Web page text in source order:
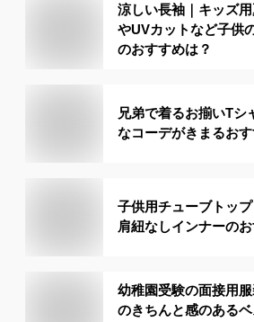
涼しい長袖｜キッズ
やUVカットなど子供
のおすすめは？
兄弟で着るお揃いTシ
なコーデがきまるおす
子供用チューブトッ
肩紐なしインナーの
幼稚園受験の面接用
のきちんと感のある